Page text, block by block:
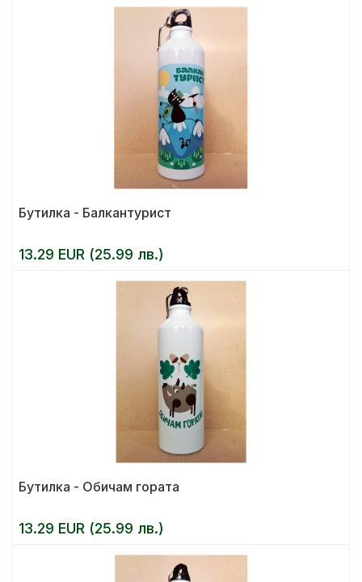
Бутилка - Балкантурист
13.29 EUR (25.99 лв.)
Бутилка - Обичам гората
13.29 EUR (25.99 лв.)